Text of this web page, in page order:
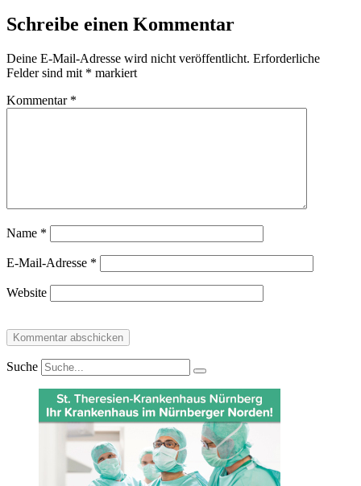
Schreibe einen Kommentar
Deine E-Mail-Adresse wird nicht veröffentlicht. Erforderliche
Felder sind mit * markiert
Kommentar *
Name *
E-Mail-Adresse *
Website
Suche